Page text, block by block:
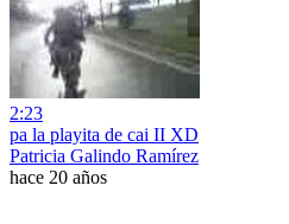
2:23
pa la playita de cai II XD
Patricia Galindo Ramírez
hace 20 años